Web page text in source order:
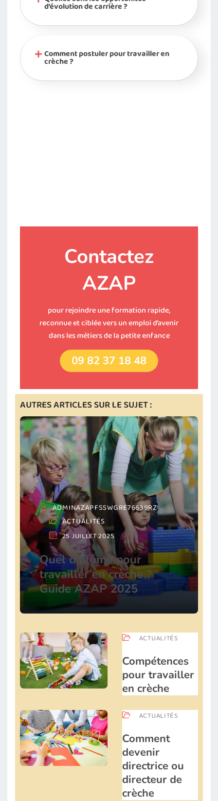
d’évolution de carrière ?
Comment postuler pour travailler en
crèche ?
Contactez
AZAP
pour rejoindre une formation rapide,
reconnue et ciblée vers un emploi d’avenir
dans les métiers de la petite enfance
09 82 37 18 48
AUTRES ARTICLES SUR LE SUJET :
ADMINAZAPFSSWGRE76639RZ
ACTUALITÉS
25 JUILLET 2025
Quel diplôme pour
travailler en crèche ?
Guide AZAP 2025
ACTUALITÉS
Compétences
pour travailler
en crèche
ACTUALITÉS
Comment
devenir
directrice ou
directeur de
crèche